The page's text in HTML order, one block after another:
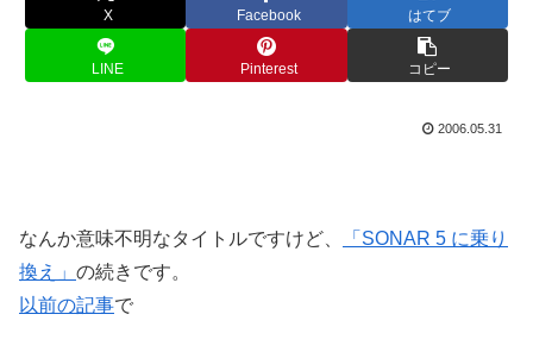
X Facebook はてブ
LINE Pinterest コピー
2006.05.31
なんか意味不明なタイトルですけど、
「SONAR 5 に乗り
換え」 の続きです。
以前の記事で